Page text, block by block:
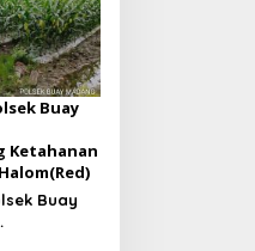
Buay
Ketahanan
Buay